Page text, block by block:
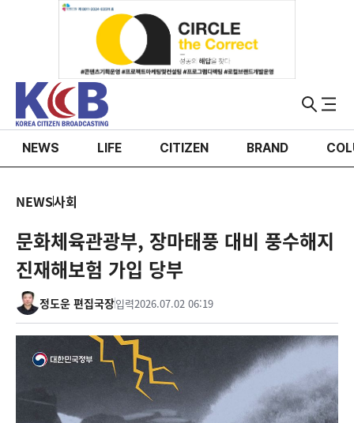
NEWS LIFE CITIZEN BRAND
NEWS사회
문화체육관광부, 장마태풍 대비 풍수해지
진재해보험 가입 당부
정도운 편집국장입력2026.07.02 06:19